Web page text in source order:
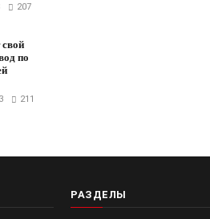
207
свой
по
211
РАЗДЕЛЫ